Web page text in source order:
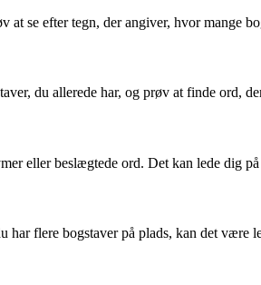
se efter tegn, der angiver, hvor mange
du allerede har, og prøv at finde ord,
eller beslægtede ord. Det kan lede dig
flere bogstaver på plads, kan det være